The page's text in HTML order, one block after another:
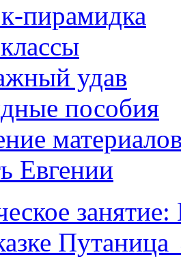
пирамидка
удав
пособия
Евгении
Путаница